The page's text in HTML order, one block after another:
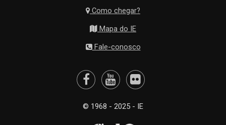
Como chegar?
Mapa do IE
Fale-conosco
© 1968 - 2025 - IE